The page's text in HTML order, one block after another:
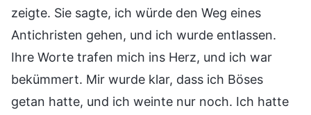
zeigte. Sie sagte, ich würde den Weg eines
Antichristen gehen, und ich wurde entlassen.
Ihre Worte trafen mich ins Herz, und ich war
bekümmert. Mir wurde klar, dass ich Böses
getan hatte, und ich weinte nur noch. Ich hatte